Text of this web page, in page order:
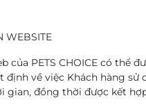
WEBSITE
PETS CHOICE có thể
về việc Khách hàng
đồng thời được kết